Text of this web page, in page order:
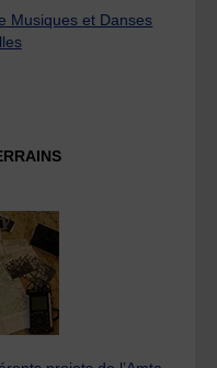
Musiques et Danses